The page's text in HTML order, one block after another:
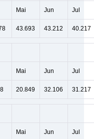
Mai Jun Jul
43.693 43.212 40.217
Mai Jun Jul
20.849 32.106 31.217
Mai Jun Jul